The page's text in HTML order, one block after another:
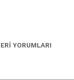
YORUMLARI